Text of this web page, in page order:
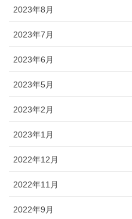
2023年8月
2023年7月
2023年6月
2023年5月
2023年2月
2023年1月
2022年12月
2022年11月
2022年9月